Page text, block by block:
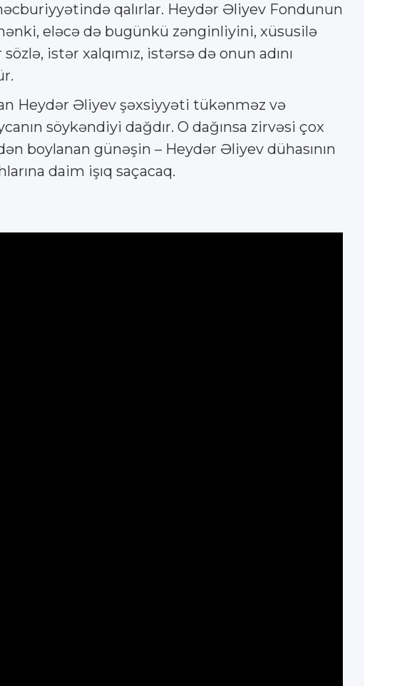
qalırlar. Heydər Əliyev Fondunun
eləcə də bugünkü zənginliyini, xüsusilə
istər xalqımız, istərsə də onun adını
Heydər Əliyev şəxsiyyəti tükənməz və
söykəndiyi dağdır. O dağınsa zirvəsi çox
boylanan günəşin – Heydər Əliyev dühasının
daim işıq saçacaq.